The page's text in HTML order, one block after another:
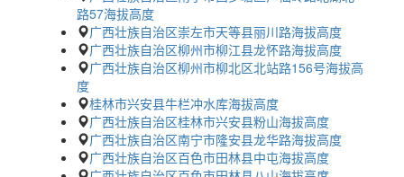
路57海拔高度
广西壮族自治区崇左市天等县丽川路海拔高度
广西壮族自治区柳州市柳江县龙怀路海拔高度
广西壮族自治区柳州市柳北区北站路156号海拔高
度
桂林市兴安县牛栏冲水库海拔高度
广西壮族自治区桂林市兴安县粉山海拔高度
广西壮族自治区南宁市隆安县龙华路海拔高度
广西壮族自治区百色市田林县中屯海拔高度